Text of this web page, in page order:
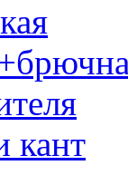
кант